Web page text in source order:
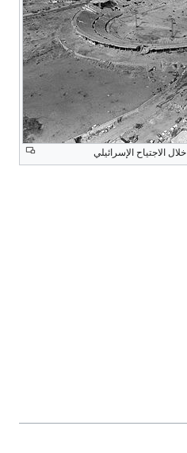
خلال الاجتياح الإسرائيلي